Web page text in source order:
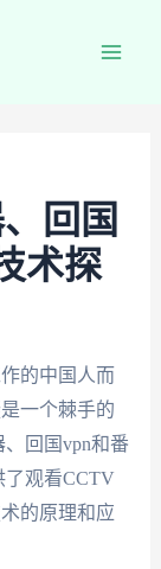
回国
术探
的中国人而
一个棘手的
回国vpn和番
了观看CCTV
的原理和应